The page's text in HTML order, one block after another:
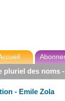
pluriel des noms
- Emile Zola